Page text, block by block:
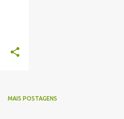
MAIS POSTAGENS